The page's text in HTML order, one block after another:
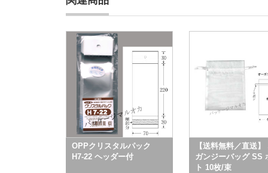
OPPクリスタルパック
H7-22 ヘッダー付
【送料無料／直送】
ガンジーバッグ SS
ト 10枚/束